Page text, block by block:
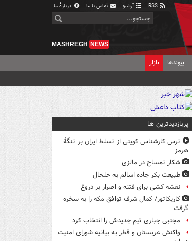
آرشیو تماس با ما دربارهٔ ما
MASHREGH NEWS
پیوندها بازار
پربازدیدترین ها
ترس کارشناس کویتی از تسلط ایران بر تنگۀ
هرمز
شکار تمساح در مالزی
طبیعت بکر جاده اسالم به خلخال
نقشه کشی برای فتنه و اصرار بر دروغ
کاریکاتور/ کمال شرف توافق مکه را به سخره
گرفت
مجتبی جباری تیم جدیدش را انتخاب کرد
واکنش عربستان و قطر به بیانیه شورای امنیت